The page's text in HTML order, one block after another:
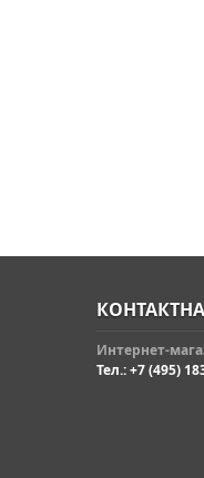
Интернет-
Тел.: +7 (495)